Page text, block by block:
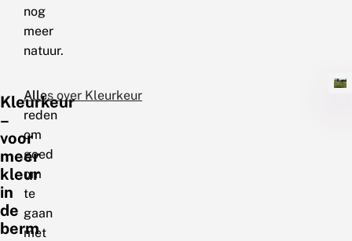
nog
meer
natuur.
Kleurkeur
–
voor
meer
kleur
in
de
berm
Alle
reden
om
goed
om
te
gaan
met
Alles over Kleurkeur